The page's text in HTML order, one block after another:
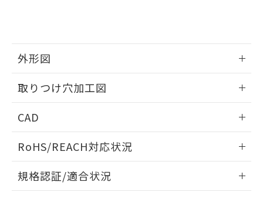
外形図
取りつけ穴加工図
CAD
ドすることができます。
ログイン/会員登録
RoHS/REACH対応状況
EU RoHS 注意事項・凡例
規格認証/適合状況
品・サービスに関するお客様との取
の共同利用に関して"
用者の範囲」に記載されている法人を
EU RoHS指令（10物質）の非含有証明書
51物質の非含有証明書（当社基準）
※本証明書は発行日時点で非含有を証明す
物質の対応では、対応完了までの期間は出
荷製品に未対応品が混在することから備考
欄に対応日を記載しておりました。
既に当社にて対応品への在庫切替を完了